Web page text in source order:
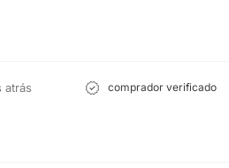
atrás comprador verificado